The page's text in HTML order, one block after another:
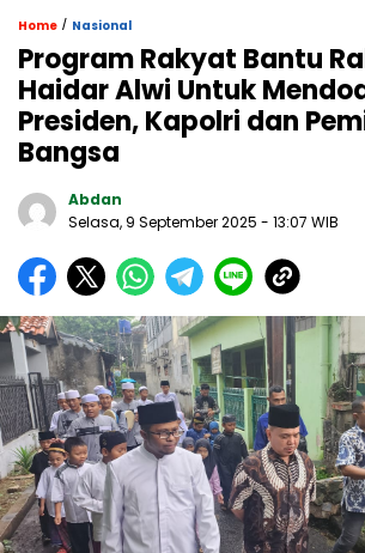
Home / Nasional
Program Rakyat Bantu
Haidar Alwi Untuk
Presiden, Kapolri dan
Bangsa
Abdan
Selasa, 9 September 2025 - 13:07 WIB